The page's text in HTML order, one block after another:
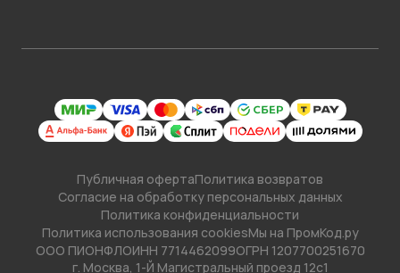
Публичная офертаПолитика возвратов
Согласие на обработку персональных данных
Политика конфиденциальности
Политика использования cookiesМы на ПромКод.ру
ООО ПИОНФЛОИНН 7714462099ОГРН 1207700251670
г. Москва, 1-Й Магистральный проезд 12с1